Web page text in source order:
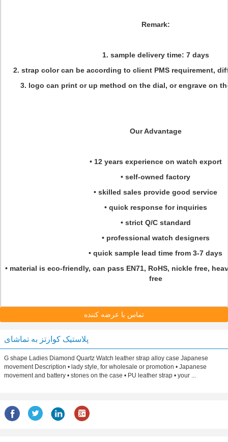
Remark:
1. sample delivery time: 7 days
2. strap color can be according to client PMS requirement,
3. logo can print or up method on the dial, or engrave on
Our Advantage
• 12 years experience on watch export
• self-owned factory
• skilled sales provide good service
• quick response for inquiries
• strict Q/C standard
• professional watch designers
• quick sample lead time from 3-7 days
• material is eco-friendly, can pass EN71, RoHS, nickle free,
free
تماس با عرضه کننده
پلاستیک کوارتز به تماشای
G shape Ladies Diamond Quartz Watch leather strap alloy case Japanese
movement Description • lady style, for wholesale or promotion • Japanese
movement and battery • stones on the case • PU leather strap • your ...